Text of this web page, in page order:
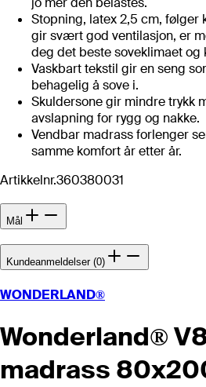
Stopning, latex 2,5 cm, følger
gir svært god ventilasjon, er
deg det beste soveklimaet og
Vaskbart tekstil gir en seng
behagelig å sove i.
Skuldersone gir mindre trykk
avslapning for rygg og nakke.
Vendbar madrass forlenger
samme komfort år etter år.
Artikkelnr.360380031
Mål
Kundeanmeldelser (0)
WONDERLAND®
Wonderland®
madrass